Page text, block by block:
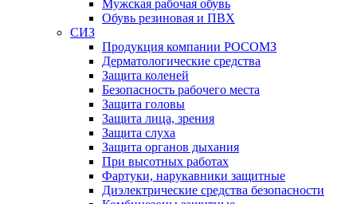
Мужская рабочая обувь
Обувь резиновая и ПВХ
СИЗ
Продукция компании РОСОМЗ
Дерматологические средства
Защита коленей
Безопасность рабочего места
Защита головы
Защита лица, зрения
Защита слуха
Защита органов дыхания
При высотных работах
Фартуки, нарукавники защитные
Диэлектрические средства безопасности